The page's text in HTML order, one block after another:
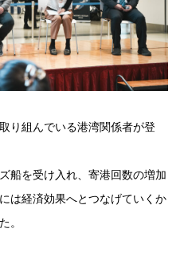
り組んでいる港湾関係者が登
船を受け入れ、寄港回数の増加
は経済効果へとつなげていくか
。